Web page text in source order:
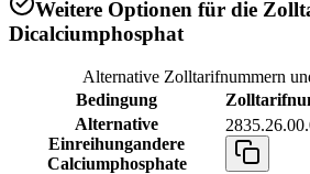
Weitere Optionen für die
Dicalciumphosphat
Alternative Zolltarifnummern
Bedingung
Alternative
Einreihungandere
Calciumphosphate